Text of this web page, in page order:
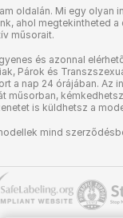
oldalán. Mi egy olyan
ahol megtekintheted
műsorait.
és azonnal
Párok és
a nap 24 órájában. Az
műsorban,
is küldhetsz a
mind